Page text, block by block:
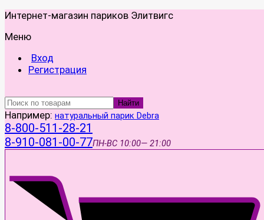
Интернет-магазин париков Элитвигс
Меню
Вход
Регистрация
Найти
Например: натуральный парик Debra
8-800-511-28-21
8-910-081-00-77ПН-ВС 10:00— 21:00